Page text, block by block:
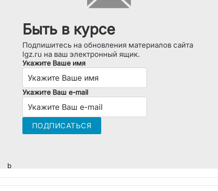
Быть в курсе
Подпишитесь на обновления материалов сайта
lgz.ru на ваш электронный ящик.
Укажите Ваше имя
Укажите Ваш e-mail
b